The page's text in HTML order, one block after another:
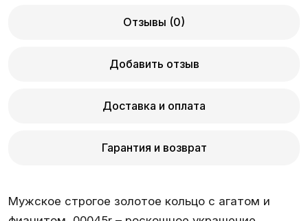
Отзывы (0)
Добавить отзыв
Доставка и оплата
Гарантия и возврат
Мужское строгое золотое кольцо с агатом и